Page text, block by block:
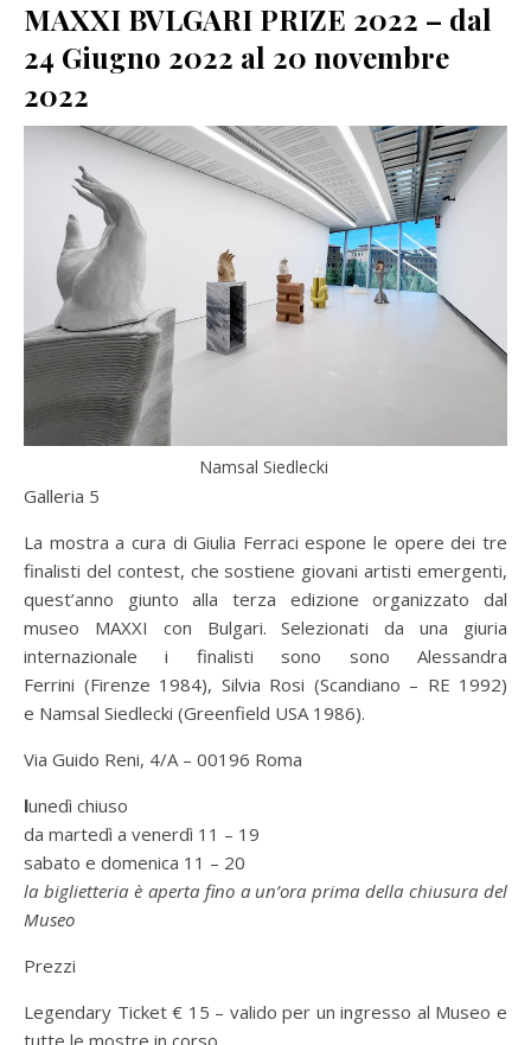
MAXXI BVLGARI PRIZE 2022 – dal
24 Giugno 2022 al 20 novembre
2022
Namsal Siedlecki
Galleria 5
La mostra a cura di Giulia Ferraci espone le opere dei tre
finalisti del contest, che sostiene giovani artisti emergenti,
quest’anno giunto alla terza edizione organizzato dal
museo MAXXI con Bulgari. Selezionati da una giuria
internazionale i finalisti sono sono Alessandra
Ferrini (Firenze 1984), Silvia Rosi (Scandiano – RE 1992)
e Namsal Siedlecki (Greenfield USA 1986).
Via Guido Reni, 4/A – 00196 Roma
lunedì chiuso
da martedì a venerdì 11 – 19
sabato e domenica 11 – 20
la biglietteria è aperta fino a un’ora prima della chiusura del
Museo
Prezzi
Legendary Ticket € 15 – valido per un ingresso al Museo e
tutte le mostre in corso